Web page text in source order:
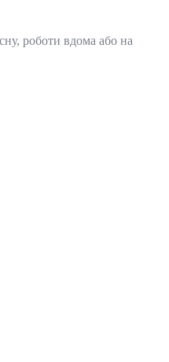
роботи вдома або на